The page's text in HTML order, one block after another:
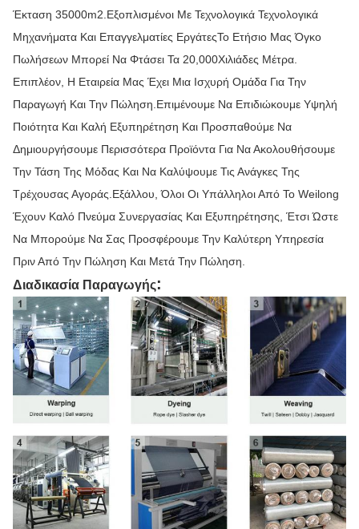
Έκταση 35000m2.Εξοπλισμένοι Με Τεχνολογικά Τεχνολογικά
Μηχανήματα Και Επαγγελματίες ΕργάτεςΤο Ετήσιο Μας Όγκο
Πωλήσεων Μπορεί Να Φτάσει Τα 20,000Χιλιάδες Μέτρα.
Επιπλέον, Η Εταιρεία Μας Έχει Μια Ισχυρή Ομάδα Για Την
Παραγωγή Και Την Πώληση.Επιμένουμε Να Επιδιώκουμε Υψηλή
Ποιότητα Και Καλή Εξυπηρέτηση Και Προσπαθούμε Να
Δημιουργήσουμε Περισσότερα Προϊόντα Για Να Ακολουθήσουμε
Την Τάση Της Μόδας Και Να Καλύψουμε Τις Ανάγκες Της
Τρέχουσας Αγοράς.Εξάλλου, Όλοι Οι Υπάλληλοι Από Το Weilong
Έχουν Καλό Πνεύμα Συνεργασίας Και Εξυπηρέτησης, Έτσι Ώστε
Να Μπορούμε Να Σας Προσφέρουμε Την Καλύτερη Υπηρεσία
Πριν Από Την Πώληση Και Μετά Την Πώληση.
Διαδικασία Παραγωγής: